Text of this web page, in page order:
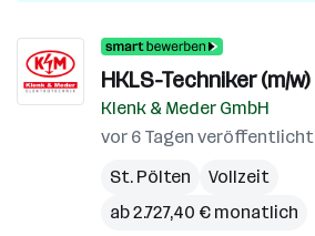
HKLS-Techniker (m/w)
Klenk & Meder GmbH
vor 6 Tagen veröffentlicht
St. Pölten
Vollzeit
ab 2.727,40 € monatlich